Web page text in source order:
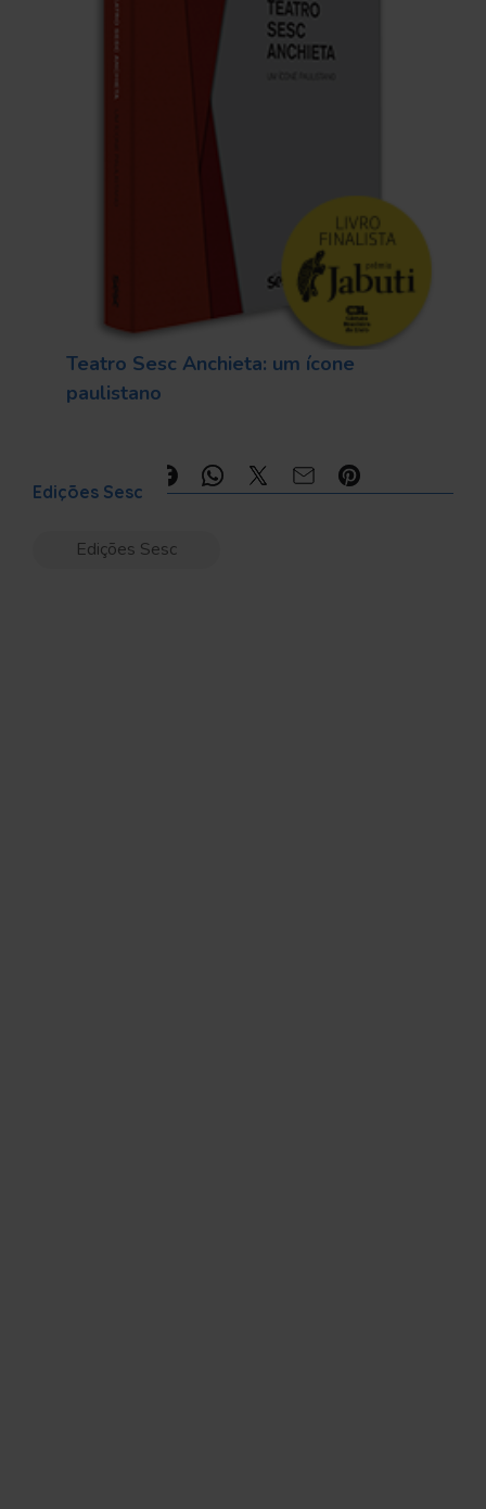
Teatro Sesc Anchieta: um ícone
paulistano
Edições Sesc
Edições Sesc